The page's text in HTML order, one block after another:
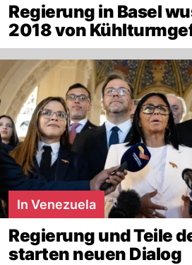
Regierung in Basel
2018 von
In Venezuela
Regierung und Teile
starten neuen Dialog